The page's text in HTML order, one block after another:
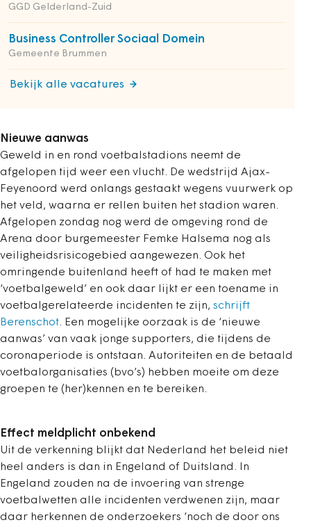
GGD Gelderland-Zuid
Business Controller Sociaal Domein
Gemeente Brummen
Bekijk alle vacatures
Nieuwe aanwas
Geweld in en rond voetbalstadions neemt de
afgelopen tijd weer een vlucht. De wedstrijd Ajax-
Feyenoord werd onlangs gestaakt wegens vuurwerk op
het veld, waarna er rellen buiten het stadion waren.
Afgelopen zondag nog werd de omgeving rond de
Arena door burgemeester Femke Halsema nog als
veiligheidsrisicogebied aangewezen. Ook het
omringende buitenland heeft of had te maken met
‘voetbalgeweld’ en ook daar lijkt er een toename in
voetbalgerelateerde incidenten te zijn, schrijft
Berenschot. Een mogelijke oorzaak is de ‘nieuwe
aanwas’ van vaak jonge supporters, die tijdens de
coronaperiode is ontstaan. Autoriteiten en de betaald
voetbalorganisaties (bvo’s) hebben moeite om deze
groepen te (her)kennen en te bereiken.
Effect meldplicht onbekend
Uit de verkenning blijkt dat Nederland het beleid niet
heel anders is dan in Engeland of Duitsland. In
Engeland zouden na de invoering van strenge
voetbalwetten alle incidenten verdwenen zijn, maar
daar herkennen de onderzoekers ‘noch de door ons